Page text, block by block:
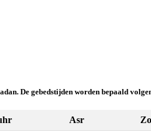
De gebedstijden worden bepaald
Asr